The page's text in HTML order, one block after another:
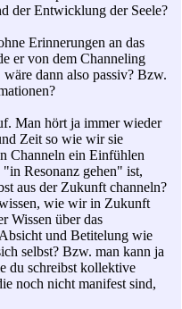
der Entwicklung der Seele?
Erinnerungen an das
er von dem Channeling
dann also passiv? Bzw.
Man hört ja immer wieder
Zeit so wie wir sie
Channeln ein Einfühlen
Resonanz gehen" ist,
aus der Zukunft channeln?
wie wir in Zukunft
Wissen über das
und Betitelung wie
selbst? Bzw. man kann ja
du schreibst kollektive
noch nicht manifest sind,